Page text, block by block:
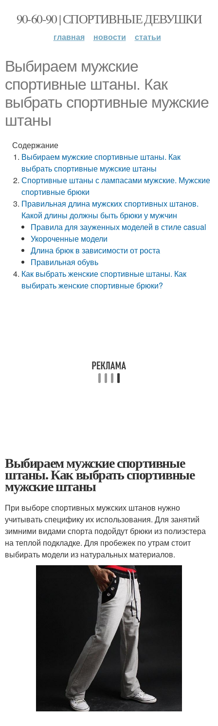
90-60-90 | СПОРТИВНЫЕ ДЕВУШКИ
главная новости статьи
Выбираем мужские
спортивные штаны. Как
выбрать спортивные мужские
штаны
Содержание
Выбираем мужские спортивные штаны. Как
выбрать спортивные мужские штаны
Спортивные штаны с лампасами мужские. Мужские
спортивные брюки
Правильная длина мужских спортивных штанов.
Какой длины должны быть брюки у мужчин
Правила для зауженных моделей в стиле casual
Укороченные модели
Длина брюк в зависимости от роста
Правильная обувь
Как выбрать женские спортивные штаны. Как
выбирать женские спортивные брюки?
Выбираем мужские спортивные
штаны. Как выбрать спортивные
мужские штаны
При выборе спортивных мужских штанов нужно
учитывать специфику их использования. Для занятий
зимними видами спорта подойдут брюки из полиэстера
на теплой подкладке. Для пробежек по утрам стоит
выбирать модели из натуральных материалов.